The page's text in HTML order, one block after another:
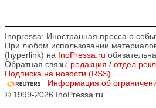
Inopressa: Иностранная пресса о
При любом использовании
(hyperlink) на InoPressa.ru
Обратная связь: редакция / отдел
Подписка на новости (RSS)
Информация об
© 1999-2026 InoPressa.ru